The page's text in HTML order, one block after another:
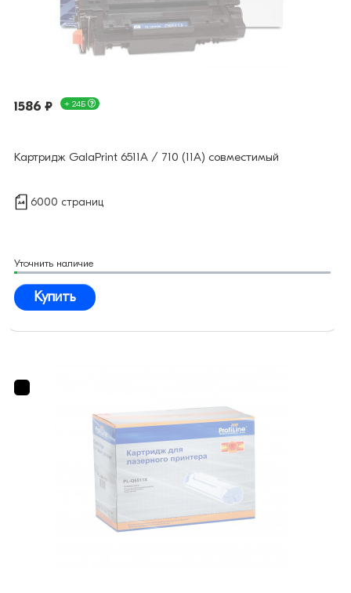
1586 ₽ + 24Б
Картридж GalaPrint 6511A / 710 (11A) совместимый
6000 страниц
Уточнить наличие
Купить